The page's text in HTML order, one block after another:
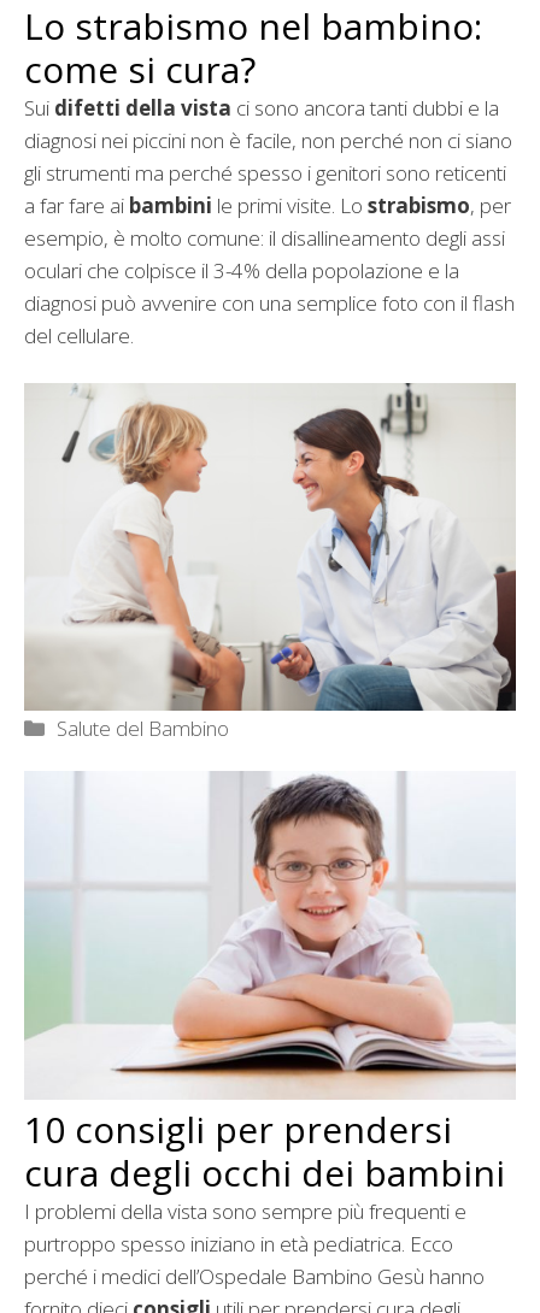
Lo strabismo nel bambino:
come si cura?
Sui difetti della vista ci sono ancora tanti dubbi e la
diagnosi nei piccini non è facile, non perché non ci siano
gli strumenti ma perché spesso i genitori sono reticenti
a far fare ai bambini le primi visite. Lo strabismo, per
esempio, è molto comune: il disallineamento degli assi
oculari che colpisce il 3-4% della popolazione e la
diagnosi può avvenire con una semplice foto con il flash
del cellulare.
Categorie
Salute del Bambino
10 consigli per prendersi
cura degli occhi dei bambini
I problemi della vista sono sempre più frequenti e
purtroppo spesso iniziano in età pediatrica. Ecco
perché i medici dell’Ospedale Bambino Gesù hanno